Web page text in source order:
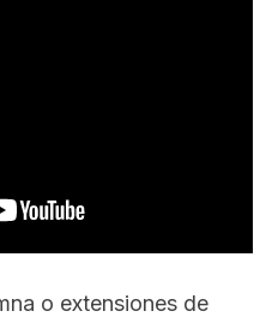
o extensiones de